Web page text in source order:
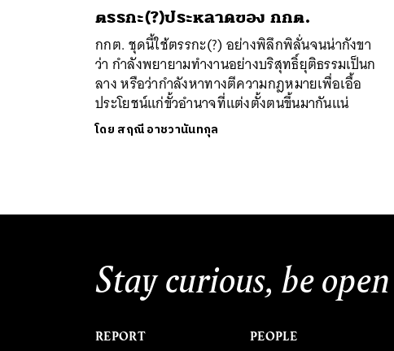
ตรรกะ(?)ประหลาดของ กกต.
กกต. ชุดนี้ใช้ตรรกะ(?) อย่างพิลึกพิลั่นจนน่ากังขา
ว่า กำลังพยายามทำงานอย่างบริสุทธิ์ยุติธรรมเป็นก
ลาง หรือว่ากำลังหาทางตีความกฎหมายเพื่อเอื้อ
ประโยชน์แก่ขั้วอำนาจที่แต่งตั้งตนขึ้นมากันแน่
โดย สฤณี อาชวานันทกุล
Stay curious, be open
REPORT PEOPLE